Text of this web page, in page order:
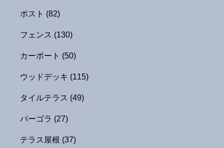
ポスト (82)
フェンス (130)
カーポート (50)
ウッドデッキ (115)
タイルテラス (49)
パーゴラ (27)
テラス屋根 (37)